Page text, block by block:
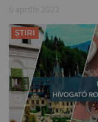
6 aprilie 2022
ȘTIRI